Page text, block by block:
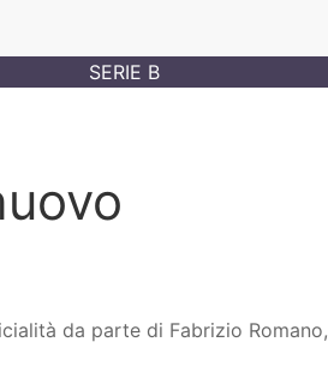
SERIE B
da parte di Fabrizio Romano,